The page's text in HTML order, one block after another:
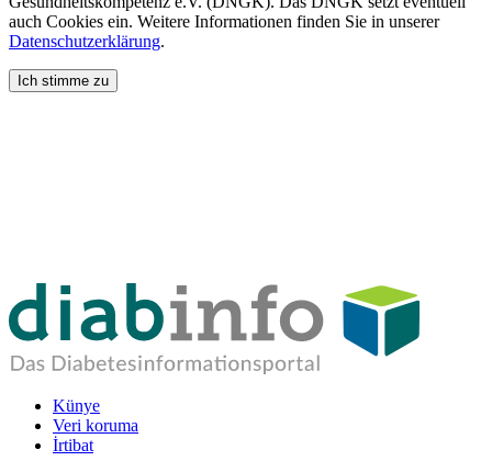
auch Cookies ein. Weitere Informationen finden Sie in unserer
Datenschutzerklärung.
Ich stimme zu
Künye
Veri koruma
İrtibat